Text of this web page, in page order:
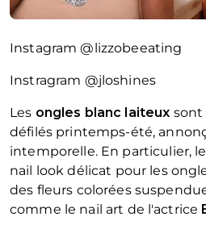
Instagram @lizzobeeating
Instragram @jloshines
Les ongles blanc laiteux sont
défilés printemps-été,
intemporelle. En particulier, le
nail look délicat pour les
des fleurs colorées
comme le nail art de l'actrice